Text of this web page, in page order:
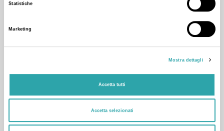
Statistiche
Marketing
Mostra dettagli
Accetta tutti
Accetta selezionati
"Sergio è stato davvero bravo, cordiale e molto
professionale. Ti fa sentire a tuo agio e la lezione
con lui è stata davvero piacevole."